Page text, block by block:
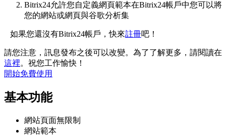
Bitrix24允許您自定義網頁範本在Bitrix24帳戶中您可以將
您的網站或網頁與谷歌分析集
如果您還沒有Bitrix24帳戶，快來註冊吧！
請您注意，訊息發布之後可以改變。為了了解更多，請閱讀在
這裡。祝您工作愉快！
開始免費使用
基本功能
網站頁面無限制
網站範本